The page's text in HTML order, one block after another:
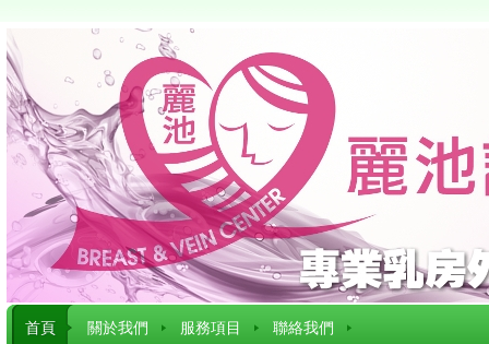
首頁 關於我們 服務項目 聯絡我們